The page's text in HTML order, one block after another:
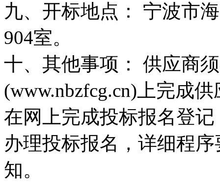
九、开标地点： 宁波市
904室。
十、其他事项： 供应商
(www.nbzfcg.cn)上完成
在网上完成投标报名登
办理投标报名，详细程
知。